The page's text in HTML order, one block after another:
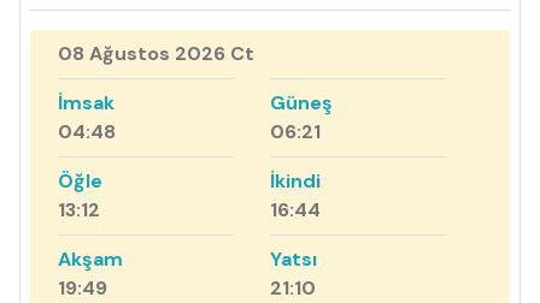
08 Ağustos 2026 Ct
İmsak
04:48
Güneş
06:21
Öğle
13:12
İkindi
16:44
Akşam
19:49
Yatsı
21:10